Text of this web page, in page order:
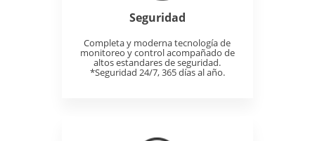
Seguridad
Completa y moderna tecnología de
monitoreo y control acompañado de
altos estandares de seguridad.
*Seguridad 24/7, 365 días al año.